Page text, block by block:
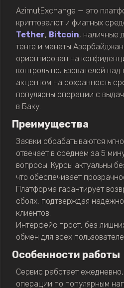
AzimutExchange — это
криптовалют и фиатных
Tether, Bitcoin, наличные
тенге и манаты
ориентирован на
контроль пользователей
акцентом на сохранность
популярны операции с
в Баку.
Преимущества
Заявки обрабатываются
отвечает в среднем за 5
вопросы. Курсы актуальны
что обеспечивает
Платформа гарантирует
сбоях, подтверждая
клиентов.
Интерфейс прост, без
обмен для всех
Особенности работы
Сервис работает
операции по популярным